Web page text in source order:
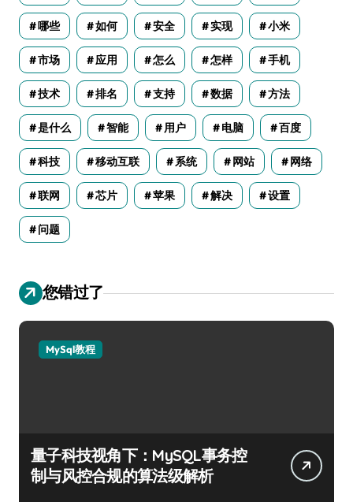
哪些 如何 安全 实现 小米
市场 应用 怎么 怎样 手机
技术 排名 支持 数据 方法
是什么 智能 用户 电脑 百度
科技 移动互联 系统 网站 网络
联网 芯片 苹果 解决 设置
问题
您错过了
MySql教程
量子科技视角下：MySQL事务控
制与风控合规的算法级解析